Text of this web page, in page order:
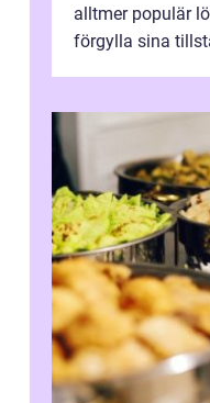
alltmer populär
förgylla sina